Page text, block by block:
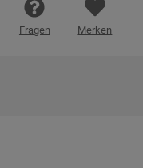
Fragen Merken